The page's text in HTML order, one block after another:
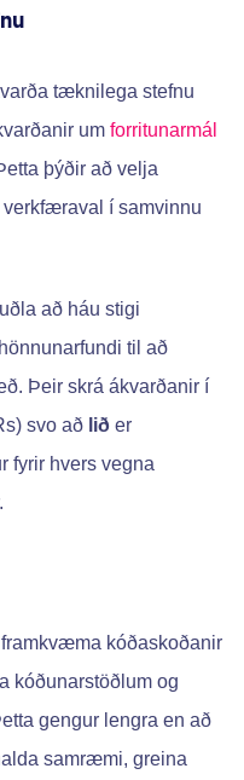
tæknilega stefnu
um forritunarmál
þýðir að velja
verkfæraval í samvinnu
að háu stigi
til að
Þeir skrá ákvarðanir í
svo að lið er
fyrir hvers vegna
kóðaskoðanir
kóðunarstöðlum og
gengur lengra en að
samræmi, greina